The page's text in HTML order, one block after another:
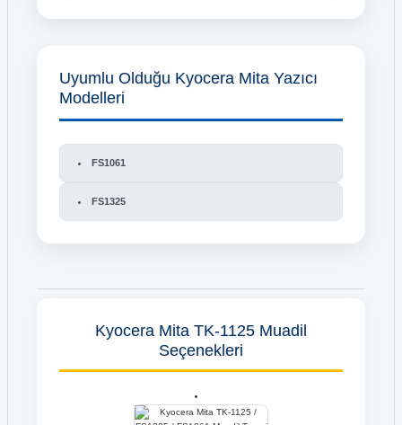
Uyumlu Olduğu Kyocera Mita Yazıcı
Modelleri
FS1061
FS1325
Kyocera Mita TK-1125 Muadil
Seçenekleri